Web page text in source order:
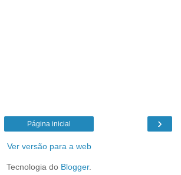
›
Página inicial
Ver versão para a web
Tecnologia do Blogger.